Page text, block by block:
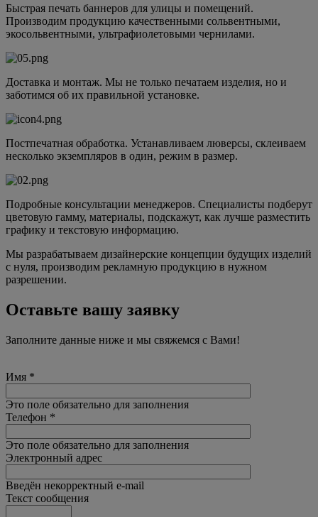
Быстрая печать баннеров для улицы и помещений.
Производим продукцию качественными сольвентными,
экосольвентными, ультрафиолетовыми чернилами.
Доставка и монтаж. Мы не только печатаем изделия, но и
заботимся об их правильной установке.
Постпечатная обработка. Устанавливаем люверсы, склеиваем
несколько экземпляров в один, режим в размер.
Подробные консультации менеджеров. Специалисты подберут
цветовую гамму, материалы, подскажут, как лучше разместить
графику и текстовую информацию.
Мы разрабатываем дизайнерские концепции будущих изделий
с нуля, производим рекламную продукцию в нужном
разрешении.
Оставьте вашу заявку
Заполните данные ниже и мы свяжемся с Вами!
Имя *
Это поле обязательно для заполнения
Телефон *
Это поле обязательно для заполнения
Электронный адрес
Введён некорректный e-mail
Текст сообщения